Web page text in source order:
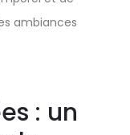
ambiances
: un